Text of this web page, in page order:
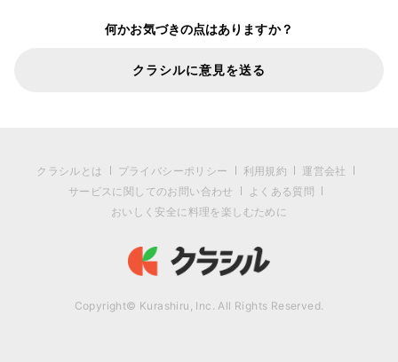
何かお気づきの点はありますか？
クラシルに意見を送る
クラシルとは プライバシーポリシー 利用規約
運営会社
サービスに関してのお問い合わせ
よくある質問
おいしく安全に料理を楽しむために
Copyright© Kurashiru, Inc. All Rights Reserved.